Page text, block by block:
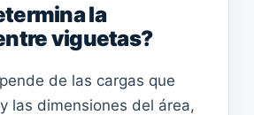
la
viguetas?
de las cargas que
las dimensiones del área,